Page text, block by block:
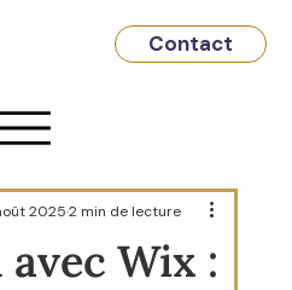
Contact
avec Wix :
20252 min de lecture